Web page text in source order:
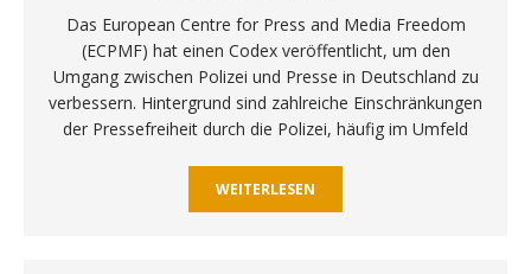
Das European Centre for Press and Media Freedom
(ECPMF) hat einen Codex veröffentlicht, um den
Umgang zwischen Polizei und Presse in Deutschland zu
verbessern. Hintergrund sind zahlreiche Einschränkungen
der Pressefreiheit durch die Polizei, häufig im Umfeld
WEITERLESEN